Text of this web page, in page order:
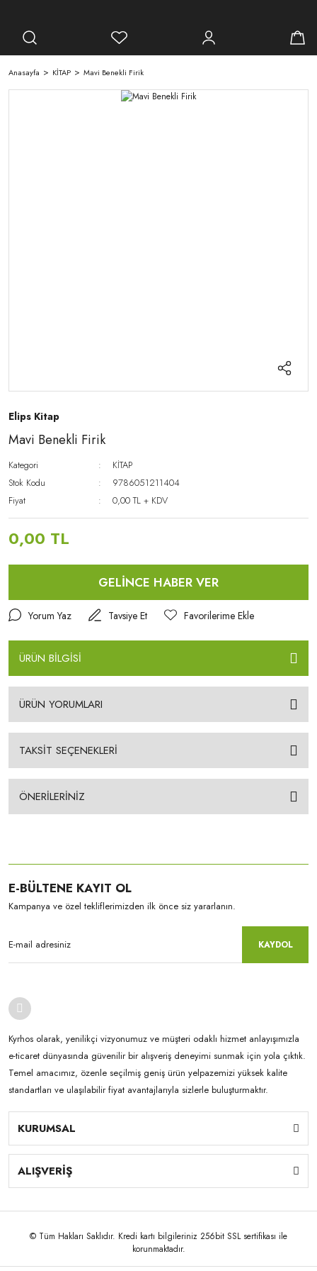
Anasayfa KİTAP Mavi Benekli Firik
Elips Kitap
Mavi Benekli Firik
Kategori
KİTAP
Stok Kodu
9786051211404
Fiyat
0,00 TL + KDV
0,00 TL
GELİNCE HABER VER
Yorum Yaz Tavsiye Et
ÜRÜN BİLGİSİ
ÜRÜN YORUMLARI
TAKSİT SEÇENEKLERİ
ÖNERİLERİNİZ
E-BÜLTENE KAYIT OL
Kampanya ve özel tekliflerimizden ilk önce siz yararlanın.
KAYDOL
Kyrhos olarak, yenilikçi vizyonumuz ve müşteri odaklı hizmet anlayışımızla
e-ticaret dünyasında güvenilir bir alışveriş deneyimi sunmak için yola çıktık.
Temel amacımız, özenle seçilmiş geniş ürün yelpazemizi yüksek kalite
standartları ve ulaşılabilir fiyat avantajlarıyla sizlerle buluşturmaktır.
KURUMSAL
ALIŞVERİŞ
© Tüm Hakları Saklıdır. Kredi kartı bilgileriniz 256bit SSL sertifikası ile
korunmaktadır.